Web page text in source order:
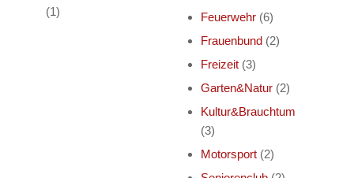
(1)
Feuerwehr(6)
Frauenbund(2)
Freizeit(3)
Garten&Natur(2)
Kultur&Brauchtum
(3)
Motorsport(2)